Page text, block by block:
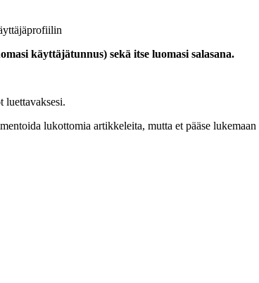
käyttäjätunnus) sekä itse luomasi salasana.
luettavaksesi.
lukottomia artikkeleita, mutta et pääse